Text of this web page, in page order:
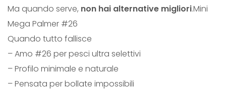
Ma quando serve, non hai alternative migliori.Mini
Mega Palmer #26
Quando tutto fallisce
– Amo #26 per pesci ultra selettivi
– Profilo minimale e naturale
– Pensata per bollate impossibili